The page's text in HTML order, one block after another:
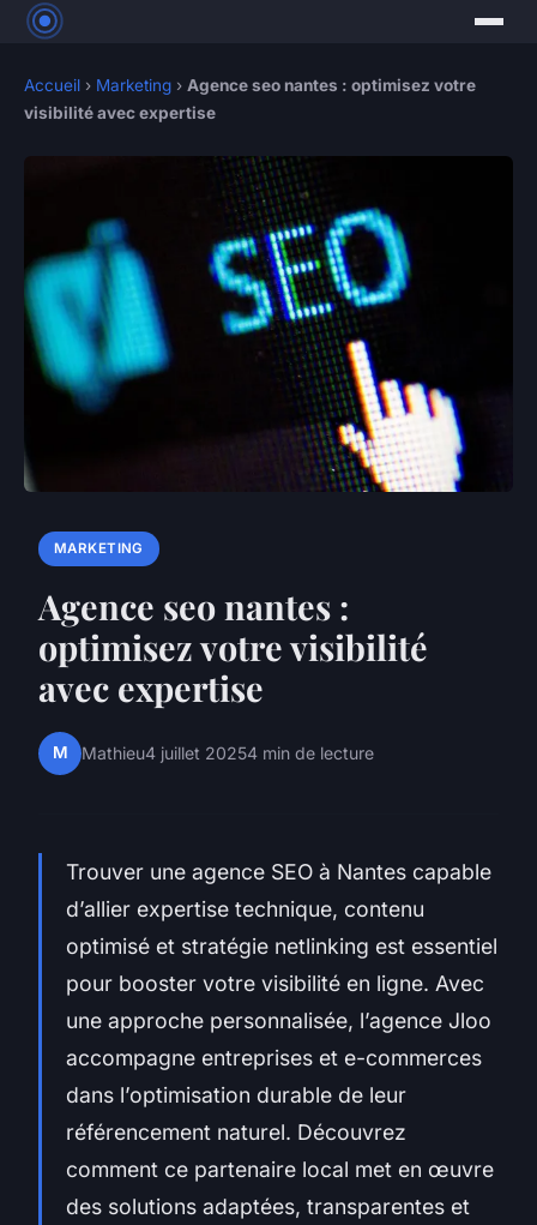
Accueil › Marketing › Agence seo nantes : optimisez votre
visibilité avec expertise
MARKETING
Agence seo nantes :
optimisez votre visibilité
avec expertise
M Mathieu4 juillet 20254 min de lecture
Trouver une agence SEO à Nantes capable
d’allier expertise technique, contenu
optimisé et stratégie netlinking est essentiel
pour booster votre visibilité en ligne. Avec
une approche personnalisée, l’agence Jloo
accompagne entreprises et e-commerces
dans l’optimisation durable de leur
référencement naturel. Découvrez
comment ce partenaire local met en œuvre
des solutions adaptées, transparentes et